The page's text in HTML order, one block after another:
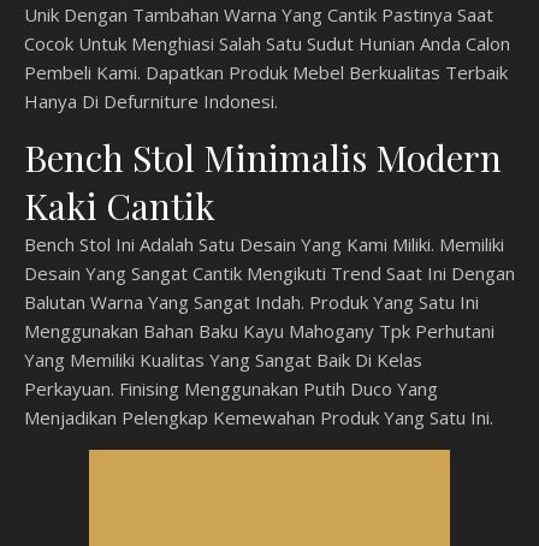
Unik Dengan Tambahan Warna Yang Cantik Pastinya Saat
Cocok Untuk Menghiasi Salah Satu Sudut Hunian Anda Calon
Pembeli Kami. Dapatkan Produk Mebel Berkualitas Terbaik
Hanya Di Defurniture Indonesi.
Bench Stol Minimalis Modern
Kaki Cantik
Bench Stol Ini Adalah Satu Desain Yang Kami Miliki. Memiliki
Desain Yang Sangat Cantik Mengikuti Trend Saat Ini Dengan
Balutan Warna Yang Sangat Indah. Produk Yang Satu Ini
Menggunakan Bahan Baku Kayu Mahogany Tpk Perhutani
Yang Memiliki Kualitas Yang Sangat Baik Di Kelas
Perkayuan. Finising Menggunakan Putih Duco Yang
Menjadikan Pelengkap Kemewahan Produk Yang Satu Ini.